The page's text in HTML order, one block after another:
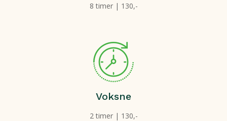
8 timer | 130,-
Voksne
2 timer | 130,-